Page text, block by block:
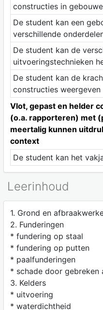
constructies in
De student kan een
verschillende
De student kan de
uitvoeringstechnieken
De student kan de
constructies weergeven
Vlot, gepast en helder
(o.a. rapporteren) met
meertalig kunnen
context
De student kan het
Leerinhoud
1. Grond en
2. Funderingen
* fundering op staal
* fundering op putten
* paalfunderingen
* schade door gebreken
3. Kelders
* uitvoering
* waterdichtheid